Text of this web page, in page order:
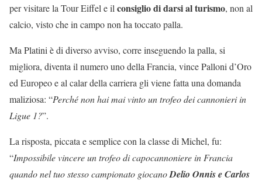
per visitare la Tour Eiffel e il consiglio di darsi al turismo, non al
calcio, visto che in campo non ha toccato palla.
Ma Platini è di diverso avviso, corre inseguendo la palla, si
migliora, diventa il numero uno della Francia, vince Palloni d’Oro
ed Europeo e al calar della carriera gli viene fatta una domanda
maliziosa: “Perché non hai mai vinto un trofeo dei cannonieri in
Ligue 1?”.
La risposta, piccata e semplice con la classe di Michel, fu:
“Impossibile vincere un trofeo di capocannoniere in Francia
quando nel tuo stesso campionato giocanoDelio Onnis e Carlos